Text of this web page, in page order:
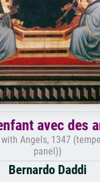
avec des
Angels, 1347
panel))
Bernardo Daddi